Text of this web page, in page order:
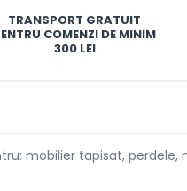
TRANSPORT GRATUIT
COMENZI DE MINIM
300 LEI
mobilier tapisat,